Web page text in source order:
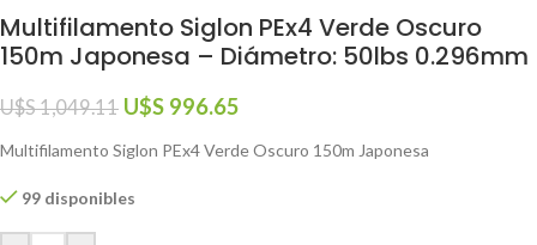
Multifilamento Siglon PEx4 Verde Oscuro
150m Japonesa – Diámetro: 50lbs 0.296mm
U$S1,049.11 U$S 996.65
Multifilamento Siglon PEx4 Verde Oscuro 150m Japonesa
99 disponibles